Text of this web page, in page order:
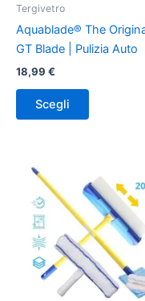
Tergivetro
Aquablade® The
GT Blade | Pulizia Auto
18,99 €
Scegli
nella
pagina
prodotto
ha
più
varianti.
Le
opzioni